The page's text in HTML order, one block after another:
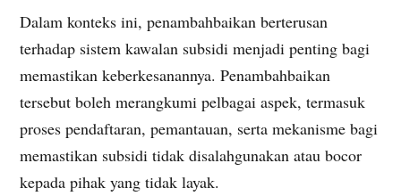
Dalam konteks ini, penambahbaikan berterusan
terhadap sistem kawalan subsidi menjadi penting bagi
memastikan keberkesanannya. Penambahbaikan
tersebut boleh merangkumi pelbagai aspek, termasuk
proses pendaftaran, pemantauan, serta mekanisme bagi
memastikan subsidi tidak disalahgunakan atau bocor
kepada pihak yang tidak layak.